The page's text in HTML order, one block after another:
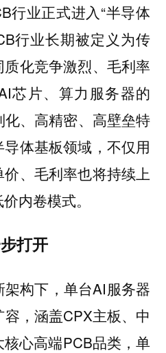
行业正式进入“半导体
行业长期被定义为传
化竞争激烈、毛利率
芯片、算力服务器的
、高精密、高壁垒特
体基板领域，不仅用
、毛利率也将持续上
内卷模式。
打开
构下，单台AI服务器
，涵盖CPX主板、中
心高端PCB品类，单